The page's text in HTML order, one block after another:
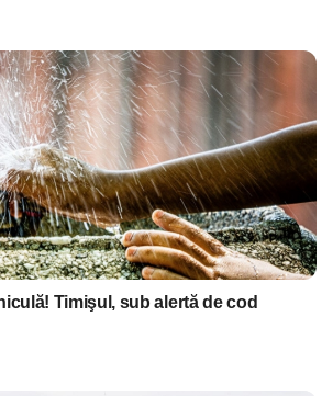
Timişul, sub alertă de cod